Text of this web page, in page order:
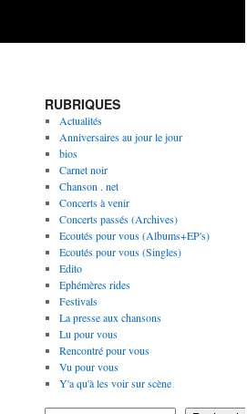
RUBRIQUES
Actualités
Anniversaires au jour le jour
bios
Carnet noir
Chanson . net
Concerts à venir
Concerts passés (Archives)
Ecoutés pour vous (Albums+EP's)
Ecoutés pour vous (Singles)
Edito
Ephémères rides
Festivals
La presse aux chansons
Lu pour vous
Rencontré pour vous
Vu pour vous
Y'a qu'à les voir sur scène